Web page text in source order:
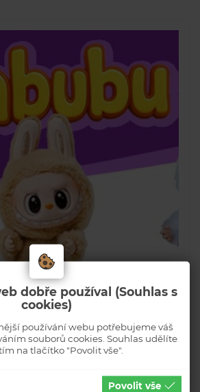
dobře používal (Souhlas s
cookies)
používání webu potřebujeme váš
souborů cookies. Souhlas udělíte
na tlačítko "Povolit vše".
Povolit vše